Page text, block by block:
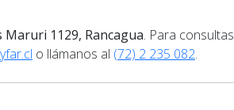
Maruri 1129, Rancagua. Para consultas
o llámanos al (72) 2 235 082.